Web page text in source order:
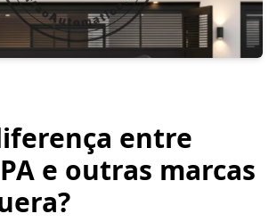
entre
e outras marcas